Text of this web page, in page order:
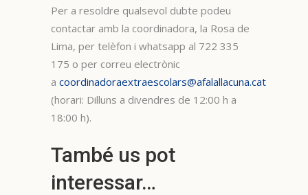
Per a resoldre qualsevol dubte podeu
contactar amb la coordinadora, la Rosa de
Lima, per telèfon i whatsapp al 722 335
175 o per correu electrònic
a coordinadoraextraescolars@afalallacuna.cat
(horari: Dilluns a divendres de 12:00 h a
18:00 h).
També us pot
interessar…